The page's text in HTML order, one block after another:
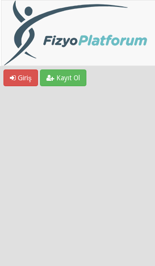
Giriş Kayıt Ol